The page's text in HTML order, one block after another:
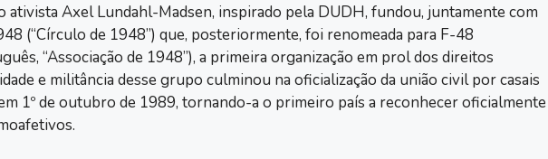
ativista Axel Lundahl-Madsen, inspirado pela DUDH, fundou, juntamente com
(“Círculo de 1948”) que, posteriormente, foi renomeada para F-48
“Associação de 1948”), a primeira organização em prol dos direitos
e militância desse grupo culminou na oficialização da união civil por casais
1º de outubro de 1989, tornando-a o primeiro país a reconhecer oficialmente